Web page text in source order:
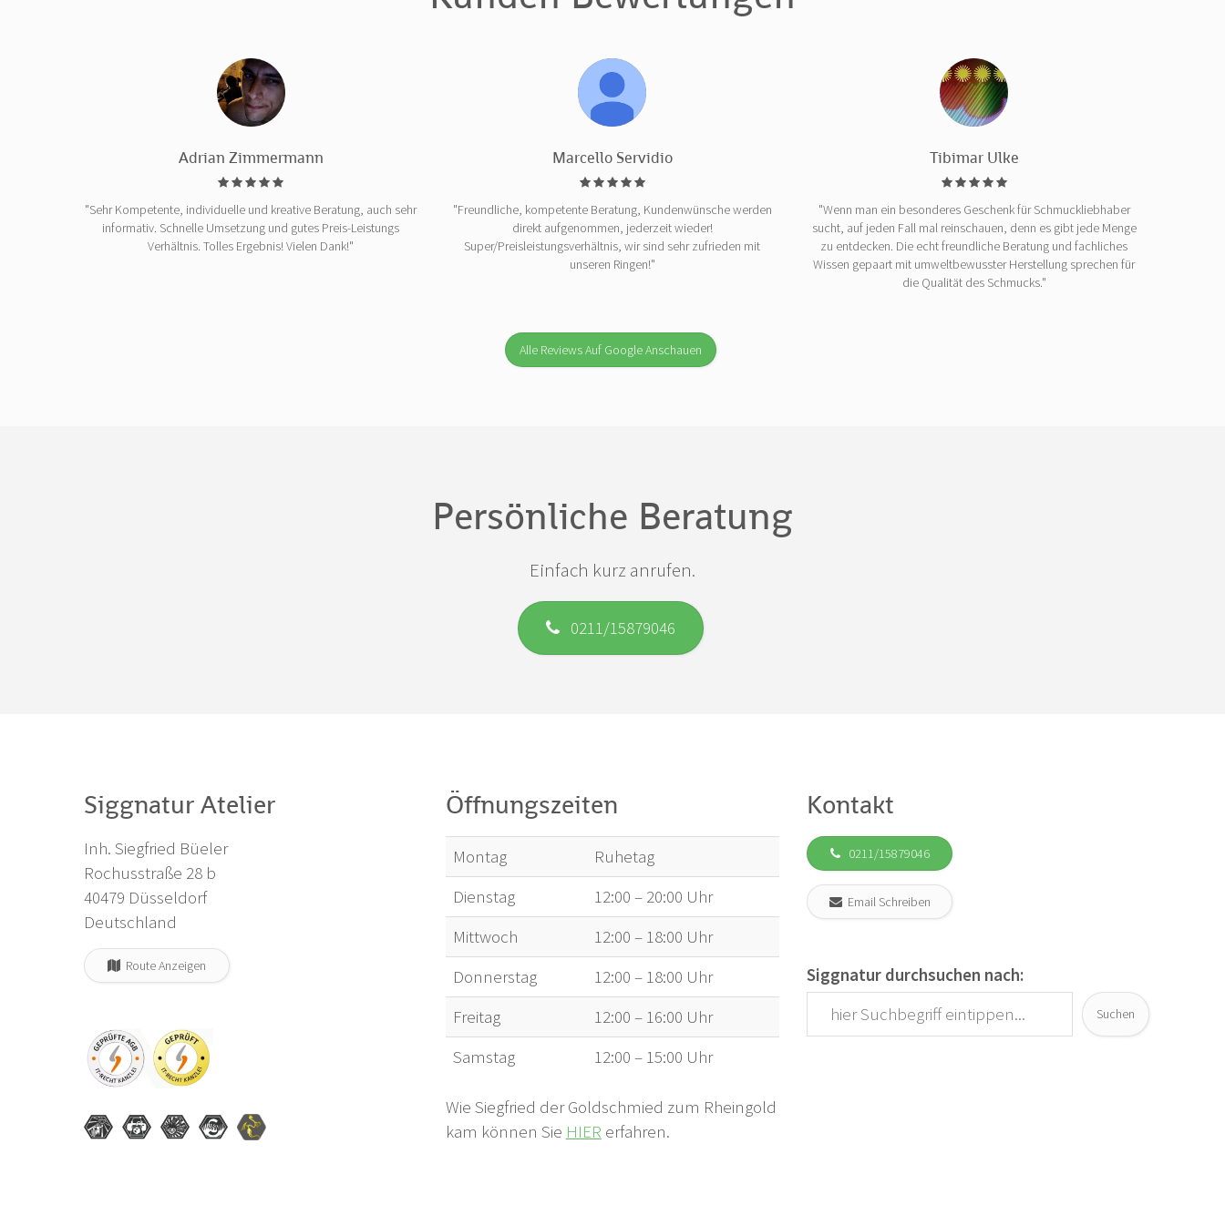
Adrian Zimmermann
"Sehr Kompetente, individuelle und kreative Beratung, auch sehr
informativ. Schnelle Umsetzung und gutes Preis-Leistungs
Verhältnis. Tolles Ergebnis! Vielen Dank!"
Marcello Servidio
"Freundliche, kompetente Beratung, Kundenwünsche werden
direkt aufgenommen, jederzeit wieder!
Super/Preisleistungsverhältnis, wir sind sehr zufrieden mit
unseren Ringen!"
Tibimar Ulke
"Wenn man ein besonderes Geschenk für Schmuckliebhaber
sucht, auf jeden Fall mal reinschauen, denn es gibt jede Menge
zu entdecken. Die echt freundliche Beratung und fachliches
Wissen gepaart mit umweltbewusster Herstellung sprechen für
die Qualität des Schmucks."
Alle Reviews Auf Google Anschauen
Persönliche Beratung
Einfach kurz anrufen.
0211/15879046
Siggnatur Atelier
Inh. Siegfried Büeler
Rochusstraße 28 b
40479 Düsseldorf
Deutschland
Route Anzeigen
Öffnungszeiten
Montag
Ruhetag
Dienstag
12:00 – 20:00 Uhr
Mittwoch
12:00 – 18:00 Uhr
Donnerstag
12:00 – 18:00 Uhr
Freitag
12:00 – 16:00 Uhr
Samstag
12:00 – 15:00 Uhr
Wie Siegfried der Goldschmied zum Rheingold
kam können Sie HIER erfahren.
Kontakt
0211/15879046
Email Schreiben
Siggnatur durchsuchen nach:
Suchen